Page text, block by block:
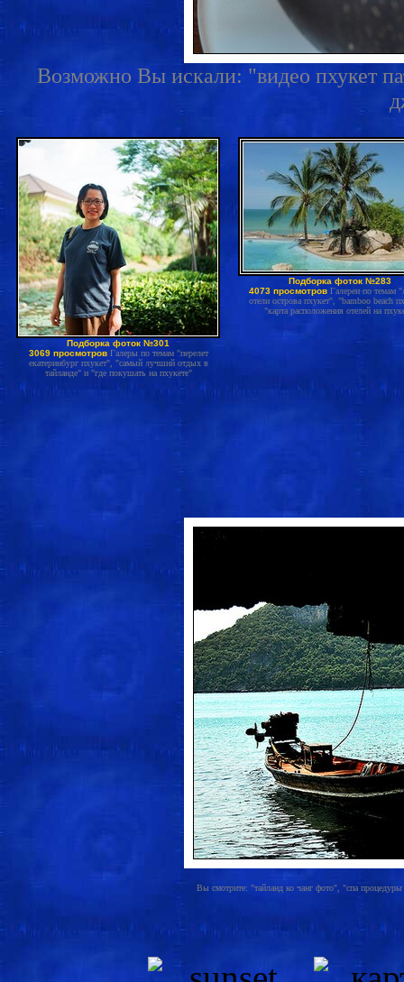
Возможно Вы искали: "видео пхукет
Подборка фоток №301
3069 просмотров Галеры по темам "перелет
екатеринбург пхукет", "самый лучший отдых в
тайланде" и "где покушать на пхукете"
Подборка фоток №283
4073 просмотров Галереи по темам
отели острова пхукет", "bamboo beach
"карта расположения отелей на
Вы смотрите: "тайланд ко чанг фото", "спа